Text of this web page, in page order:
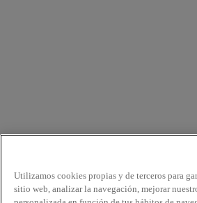
Utilizamos cookies propias y de terceros para
sitio web, analizar la navegación, mejorar